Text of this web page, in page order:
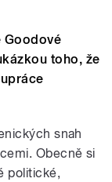
Goodové
toho, že
snah
Obecně si
politické,